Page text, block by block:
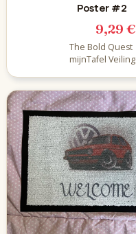
Poster #2
9,29 €
The Bold Quest
mijnTafel Veiling